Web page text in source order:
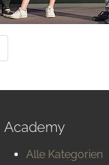
Academy
Alle Kategorien